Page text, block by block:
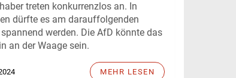
treten konkurrenzlos an. In
dürfte es am darauffolgenden
werden. Die AfD könnte das
an der Waage sein.
MEHR LESEN